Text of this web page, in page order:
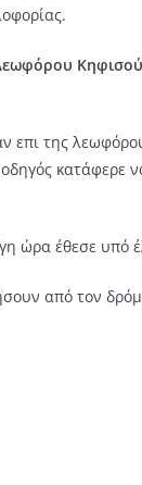
Κηφισού
επι της
κατάφερε
ώρα έθεσε υπό
από τον